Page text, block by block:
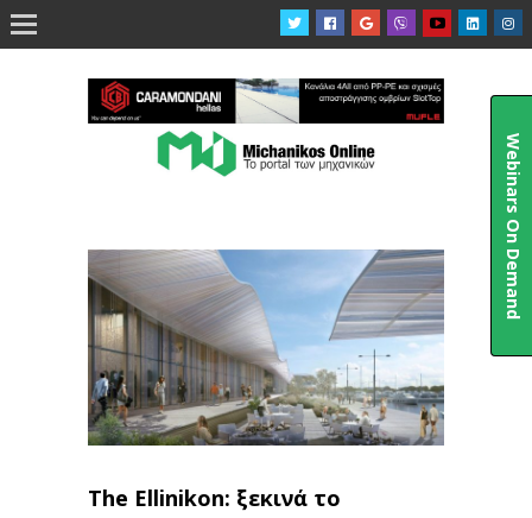

The Ellinikon: ξεκινά το
Webinars On Demand